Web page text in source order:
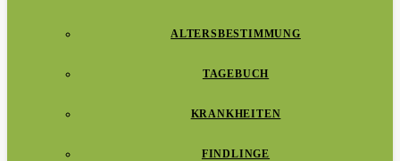
ALTERSBESTIMMUNG
TAGEBUCH
KRANKHEITEN
FINDLINGE